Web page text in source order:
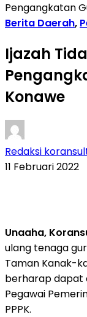
Pengangkatan
Berita Daerah,
Ijazah
Konawe
Redaksi
11 Februari 2022
Unaaha,
ulang tenaga
Taman Kanak-
berharap dapat
Pegawai
PPPK.